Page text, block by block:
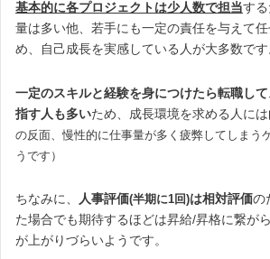
基本的に各プロジェクトは少人数で担当す
量は多い他、若手にも一定の責任を与えて
め、自己成長を実感している人が大多数です
一定のスキルと経験を身につけたら転職し
指す人も多いため、成長環境を求める人には
の反面、慢性的に仕事量が多く疲弊してしまう
うです）
ちなみに、 人事評価(半期に1回)は相対評価の
た場合でも期待するほどは昇給/昇格に繋が
が上がりづらいようです。